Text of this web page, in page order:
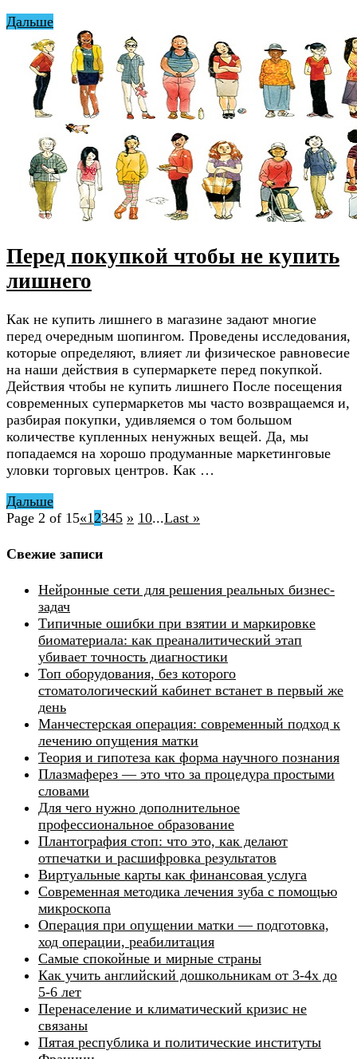
Дальше
Перед покупкой чтобы не купить
лишнего
Как не купить лишнего в магазине задают многие
перед очередным шопингом. Проведены исследования,
которые определяют, влияет ли физическое равновесие
на наши действия в супермаркете перед покупкой.
Действия чтобы не купить лишнего После посещения
современных супермаркетов мы часто возвращаемся и,
разбирая покупки, удивляемся о том большом
количестве купленных ненужных вещей. Да, мы
попадаемся на хорошо продуманные маркетинговые
уловки торговых центров. Как …
Дальше
Page 2 of 15«12345 » 10...Last »
Свежие записи
Нейронные сети для решения реальных бизнес-
задач
Типичные ошибки при взятии и маркировке
биоматериала: как преаналитический этап
убивает точность диагностики
Топ оборудования, без которого
стоматологический кабинет встанет в первый же
день
Манчестерская операция: современный подход к
лечению опущения матки
Теория и гипотеза как форма научного познания
Плазмаферез — это что за процедура простыми
словами
Для чего нужно дополнительное
профессиональное образование
Плантография стоп: что это, как делают
отпечатки и расшифровка результатов
Виртуальные карты как финансовая услуга
Современная методика лечения зуба с помощью
микроскопа
Операция при опущении матки — подготовка,
ход операции, реабилитация
Самые спокойные и мирные страны
Как учить английский дошкольникам от 3-4х до
5-6 лет
Перенаселение и климатический кризис не
связаны
Пятая республика и политические институты